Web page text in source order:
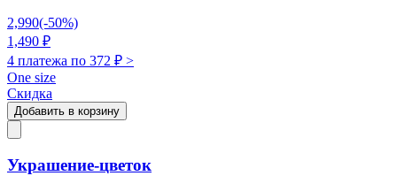
2,990(-50%)
1,490 ₽
4 платежа по 372 ₽ >
One size
Скидка
Добавить в корзину
Украшение-цветок